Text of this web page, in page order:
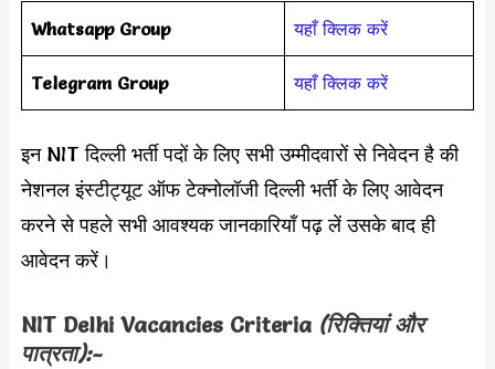
Whatsapp Group यहाँ क्लिक करें
Telegram Group यहाँ क्लिक करें
इन NIT दिल्ली भर्ती पदों के लिए सभी उम्मीदवारों से निवेदन है की
नेशनल इंस्टीट्यूट ऑफ टेक्नोलॉजी दिल्ली भर्ती के लिए आवेदन
करने से पहले सभी आवश्यक जानकारियाँ पढ़ लें उसके बाद ही
आवेदन करें।
NIT Delhi Vacancies Criteria (रिक्तियां और
पात्रता):-